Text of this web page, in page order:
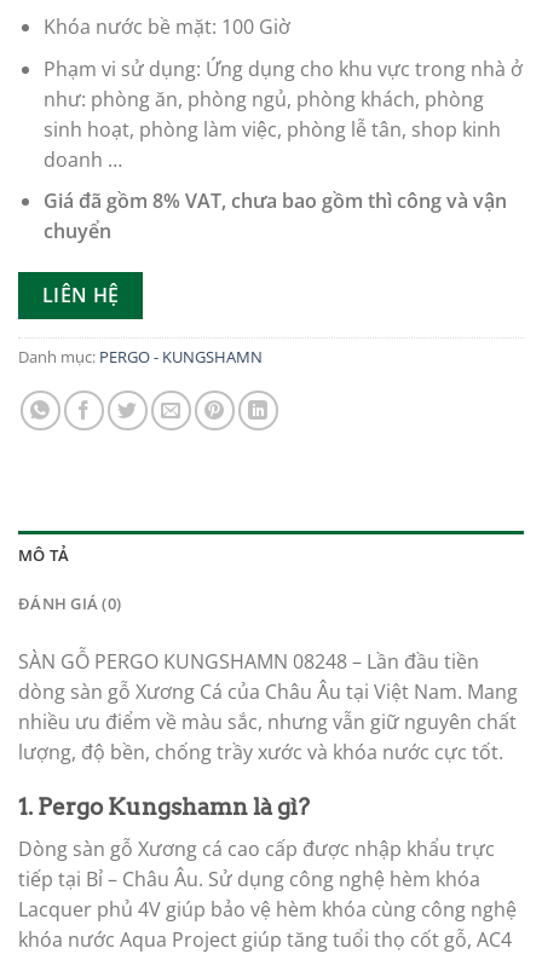
Khóa nước bề mặt: 100 Giờ
Phạm vi sử dụng: Ứng dụng cho khu vực trong nhà ở
như: phòng ăn, phòng ngủ, phòng khách, phòng
sinh hoạt, phòng làm việc, phòng lễ tân, shop kinh
doanh …
Giá đã gồm 8% VAT, chưa bao gồm thì công và vận
chuyển
LIÊN HỆ
Danh mục: PERGO - KUNGSHAMN
MÔ TẢ
ĐÁNH GIÁ (0)
SÀN GỖ PERGO KUNGSHAMN 08248 – Lần đầu tiền
dòng sàn gỗ Xương Cá của Châu Âu tại Việt Nam. Mang
nhiều ưu điểm về màu sắc, nhưng vẫn giữ nguyên chất
lượng, độ bền, chống trầy xước và khóa nước cực tốt.
1. Pergo Kungshamn là gì?
Dòng sàn gỗ Xương cá cao cấp được nhập khẩu trực
tiếp tại Bỉ – Châu Âu. Sử dụng công nghệ hèm khóa
Lacquer phủ 4V giúp bảo vệ hèm khóa cùng công nghệ
khóa nước Aqua Project giúp tăng tuổi thọ cốt gỗ, AC4